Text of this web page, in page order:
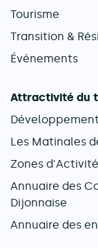
Tourisme
Transition &
Événements
Attractivité du
Les Matinales
Zones
Annuaire des
Dijonnaise
Annuaire des